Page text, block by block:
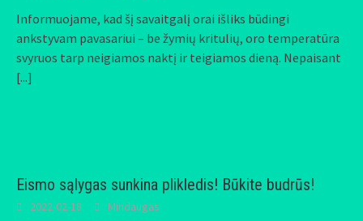
Informuojame, kad šį savaitgalį orai išliks būdingi
ankstyvam pavasariui – be žymių kritulių, oro temperatūra
svyruos tarp neigiamos naktį ir teigiamos dieną. Nepaisant
[...]
Eismo sąlygas sunkina plikledis! Būkite budrūs!
2022-02-18 Mindaugas